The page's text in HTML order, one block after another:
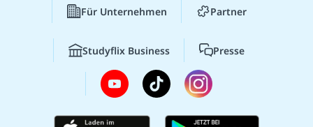
Für Unternehmen Partner
Studyflix Business Presse